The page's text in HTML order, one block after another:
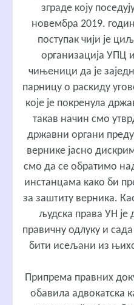
зграде коју
новембра 2019.
поступак чији је
организација УПЦ
чињеници да је
парницу о раскиду
које је покренула
такав начин смо
државни органи
вернике јасно
смо да се обратимо
инстанцама како би
за заштиту верника.
људска права УН
правичну одлуку и
бити исељани из
Припрема правних
обавила адвокатска